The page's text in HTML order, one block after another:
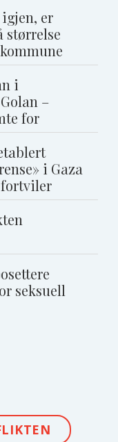
er
størrelse
i
–
for
i Gaza
fortviler
seksuell